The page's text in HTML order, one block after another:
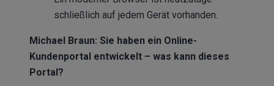
schließlich auf jedem Gerät vorhanden.
Michael Braun: Sie haben ein Online-
Kundenportal entwickelt – was kann dieses
Portal?